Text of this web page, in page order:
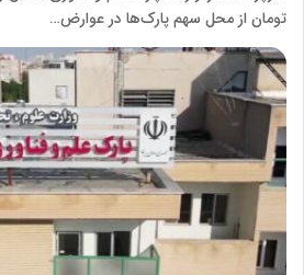
تومان از محل سهم پارک‌ها در عوارض…